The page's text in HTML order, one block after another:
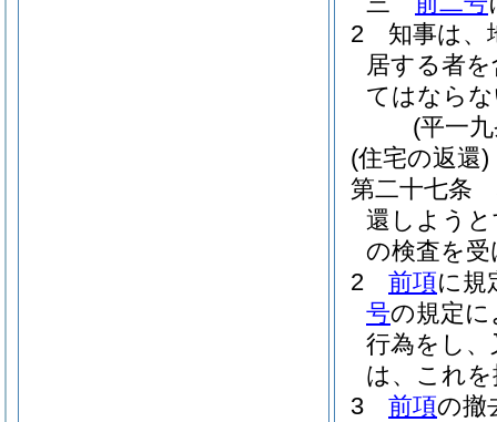
2
知事は、
居する者
てはなら
(平一
(住宅の返還)
第二十七条
還しよう
の検査を
2
前項に規
号の規定
行為をし
は、これ
3
前項の撤